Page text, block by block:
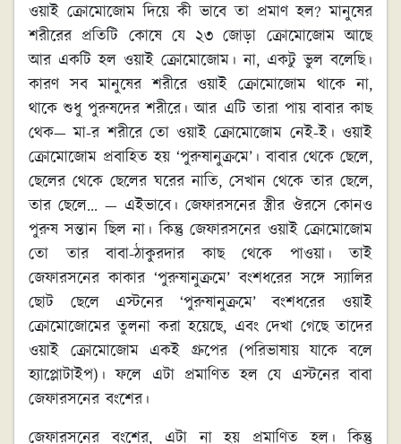
ওয়াই ক্রোমোজোম দিয়ে কী ভাবে তা প্রমাণ হল? মানুষের
শরীরের প্রতিটি কোষে যে ২৩ জোড়া ক্রোমোজোম আছে
আর একটি হল ওয়াই ক্রোমোজোম। না, একটু ভুল বলেছি।
কারণ সব মানুষের শরীরে ওয়াই ক্রোমোজোম থাকে না,
থাকে শুধু পুরুষদের শরীরে। আর এটি তারা পায় বাবার কাছ
থেক— মা-র শরীরে তো ওয়াই ক্রোমোজোম নেই-ই। ওয়াই
ক্রোমোজোম প্রবাহিত হয় ‘পুরুষানুক্রমে’। বাবার থেকে ছেলে,
ছেলের থেকে ছেলের ঘরের নাতি, সেখান থেকে তার ছেলে,
তার ছেলে… — এইভাবে। জেফারসনের স্ত্রীর ঔরসে কোনও
পুরুষ সন্তান ছিল না। কিন্তু জেফারসনের ওয়াই ক্রোমোজোম
তো তার বাবা-ঠাকুরদার কাছ থেকে পাওয়া। তাই
জেফারসনের কাকার ‘পুরুষানুক্রমে’ বংশধরের সঙ্গে স্যালির
ছোট ছেলে এস্টনের ‘পুরুষানুক্রমে’ বংশধরের ওয়াই
ক্রোমোজোমের তুলনা করা হয়েছে, এবং দেখা গেছে তাদের
ওয়াই ক্রোমোজোম একই গ্রুপের (পরিভাষায় যাকে বলে
হ্যাপ্লোটাইপ)। ফলে এটা প্রমাণিত হল যে এস্টনের বাবা
জেফারসনের বংশের।
জেফারসনের বংশের, এটা না হয় প্রমাণিত হল। কিন্তু